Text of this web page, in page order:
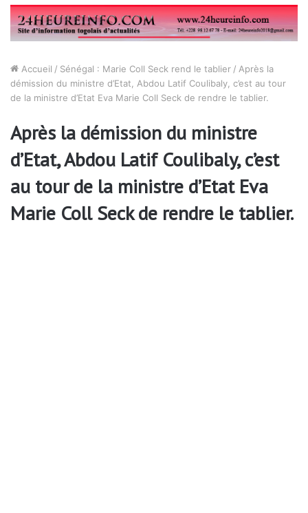
Accueil / Sénégal : Marie Coll Seck rend le tablier / Après la
démission du ministre d’Etat, Abdou Latif Coulibaly, c’est au tour
de la ministre d’Etat Eva Marie Coll Seck de rendre le tablier.
Après la démission du ministre
d’Etat, Abdou Latif Coulibaly, c’est
au tour de la ministre d’Etat Eva
Marie Coll Seck de rendre le tablier.